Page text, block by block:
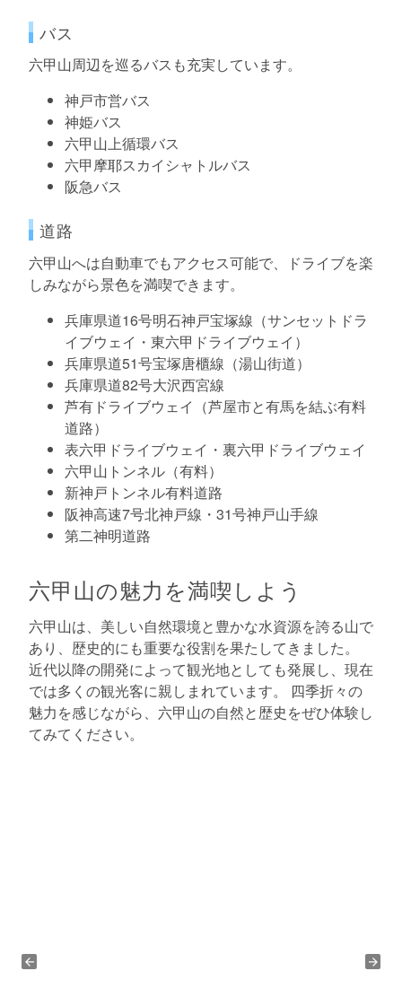
バス
六甲山周辺を巡るバスも充実しています。
神戸市営バス
神姫バス
六甲山上循環バス
六甲摩耶スカイシャトルバス
阪急バス
道路
六甲山へは自動車でもアクセス可能で、ドライブを楽
しみながら景色を満喫できます。
兵庫県道16号明石神戸宝塚線（サンセットドラ
イブウェイ・東六甲ドライブウェイ）
兵庫県道51号宝塚唐櫃線（湯山街道）
兵庫県道82号大沢西宮線
芦有ドライブウェイ（芦屋市と有馬を結ぶ有料
道路）
表六甲ドライブウェイ・裏六甲ドライブウェイ
六甲山トンネル（有料）
新神戸トンネル有料道路
阪神高速7号北神戸線・31号神戸山手線
第二神明道路
六甲山の魅力を満喫しよう
六甲山は、美しい自然環境と豊かな水資源を誇る山で
あり、歴史的にも重要な役割を果たしてきました。
近代以降の開発によって観光地としても発展し、現在
では多くの観光客に親しまれています。 四季折々の
魅力を感じながら、六甲山の自然と歴史をぜひ体験し
てみてください。